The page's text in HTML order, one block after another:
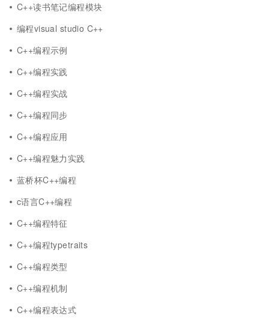
C++读书笔记编程模块
编程visual studio C++
C++编程示例
C++编程实践
C++编程实战
C++编程同步
C++编程应用
C++编程魅力实践
蓝桥杯C++编程
c语言C++编程
C++编程特征
C++编程typetraits
C++编程类型
C++编程机制
C++编程表达式